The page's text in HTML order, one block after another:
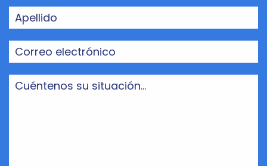
Apellido(Obligatorio)
Correo
electrónico(Obligatorio)
Cuéntenos